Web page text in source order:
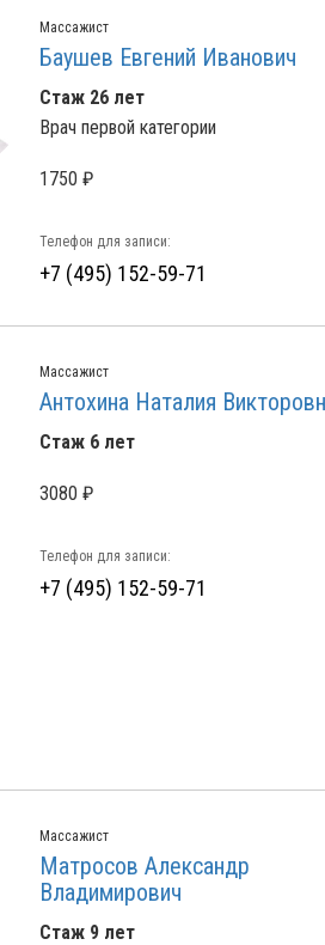
Массажист
Баушев Евгений Иванович
Стаж 26 лет
Врач первой категории
1750 ₽
Телефон для записи:
+7 (495) 152-59-71
Массажист
Антохина Наталия
Стаж 6 лет
3080 ₽
Телефон для записи:
+7 (495) 152-59-71
Массажист
Матросов Александр
Владимирович
Стаж 9 лет